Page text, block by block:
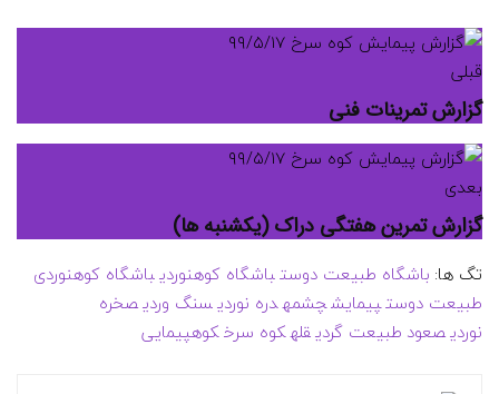
قبلی
گزارش تمرینات فنی
بعدی
گزارش تمرین هفتگی دراک (یکشنبه ها)
تگ ها: باشگاه طبیعت دوستباشگاه کوهنوردیباشگاه کوهنوردی
طبیعت دوستپیمایشچشمهدره نوردیسنگ وردیصخره
نوردیصعود طبیعت گردیقلهکوه سرخکوهپیمایی